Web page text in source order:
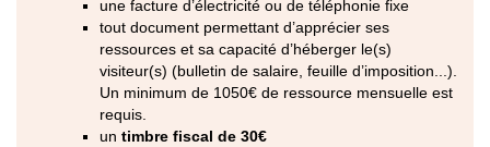
une facture d’électricité ou de téléphonie fixe
tout document permettant d’apprécier ses
ressources et sa capacité d’héberger le(s)
visiteur(s) (bulletin de salaire, feuille d’imposition...).
Un minimum de 1050€ de ressource mensuelle est
requis.
un timbre fiscal de 30€